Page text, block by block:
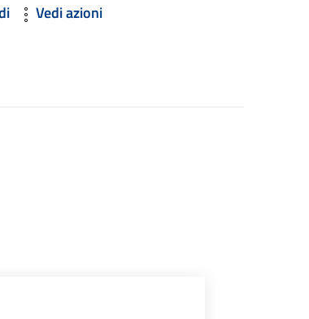
Vedi azioni